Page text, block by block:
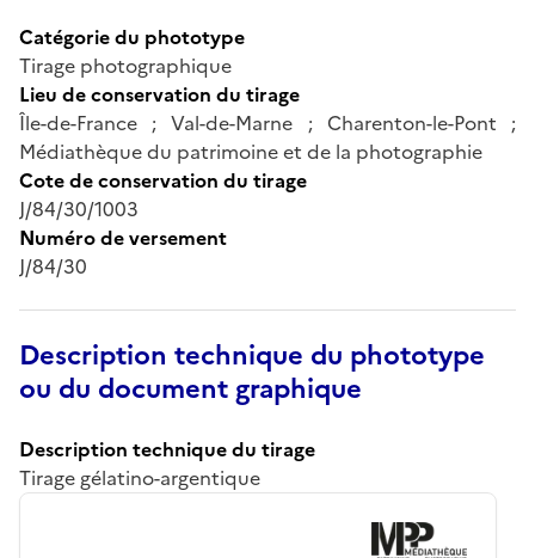
Catégorie du phototype
Tirage photographique
Lieu de conservation du tirage
Île-de-France ; Val-de-Marne ; Charenton-le-Pont ;
Médiathèque du patrimoine et de la photographie
Cote de conservation du tirage
J/84/30/1003
Numéro de versement
J/84/30
Description technique du phototype
ou du document graphique
Description technique du tirage
Tirage gélatino-argentique